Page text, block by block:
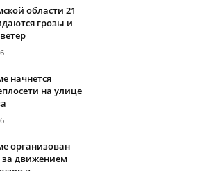
области 21
грозы и
начнется
на улице
организован
за движением